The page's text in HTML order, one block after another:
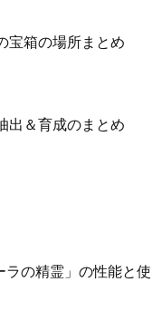
宝箱の場所まとめ
出＆育成のまとめ
ラの精霊」の性能と使